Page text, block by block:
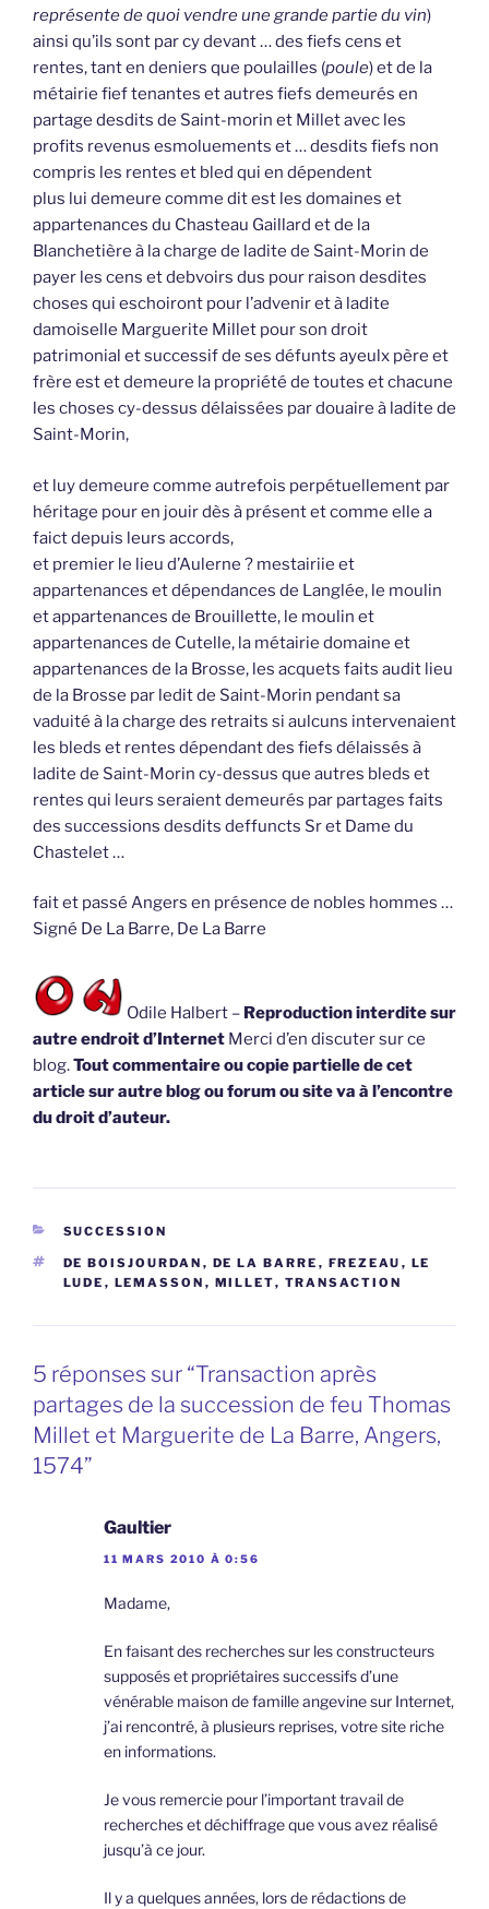
représente de quoi vendre une grande partie du vin)
ainsi qu’ils sont par cy devant … des fiefs cens et
rentes, tant en deniers que poulailles (poule) et de la
métairie fief tenantes et autres fiefs demeurés en
partage desdits de Saint-morin et Millet avec les
profits revenus esmoluements et … desdits fiefs non
compris les rentes et bled qui en dépendent
plus lui demeure comme dit est les domaines et
appartenances du Chasteau Gaillard et de la
Blanchetière à la charge de ladite de Saint-Morin de
payer les cens et debvoirs dus pour raison desdites
choses qui eschoiront pour l’advenir et à ladite
damoiselle Marguerite Millet pour son droit
patrimonial et successif de ses défunts ayeulx père et
frère est et demeure la propriété de toutes et chacune
les choses cy-dessus délaissées par douaire à ladite de
Saint-Morin,
et luy demeure comme autrefois perpétuellement par
héritage pour en jouir dès à présent et comme elle a
faict depuis leurs accords,
et premier le lieu d’Aulerne ? mestairiie et
appartenances et dépendances de Langlée, le moulin
et appartenances de Brouillette, le moulin et
appartenances de Cutelle, la métairie domaine et
appartenances de la Brosse, les acquets faits audit lieu
de la Brosse par ledit de Saint-Morin pendant sa
vaduité à la charge des retraits si aulcuns intervenaient
les bleds et rentes dépendant des fiefs délaissés à
ladite de Saint-Morin cy-dessus que autres bleds et
rentes qui leurs seraient demeurés par partages faits
des successions desdits deffuncts Sr et Dame du
Chastelet …
fait et passé Angers en présence de nobles hommes …
Signé De La Barre, De La Barre
Odile Halbert – Reproduction interdite sur
autre endroit d’Internet Merci d’en discuter sur ce
blog.Tout commentaire ou copie partielle de cet
article sur autre blog ou forum ou site va à l’encontre
du droit d’auteur.
CATÉGORIES
SUCCESSION
ÉTIQUETTES
DE BOISJOURDAN , DE LA BARRE , FREZEAU , LE
LUDE , LEMASSON , MILLET, TRANSACTION
5 réponses sur “Transaction après
partages de la succession de feu Thomas
Millet et Marguerite de La Barre, Angers,
1574”
Gaultier
11 MARS 2010 À 0:56
Madame,
En faisant des recherches sur les constructeurs
supposés et propriétaires successifs d’une
vénérable maison de famille angevine sur Internet,
j’ai rencontré, à plusieurs reprises, votre site riche
en informations.
Je vous remercie pour l’important travail de
recherches et déchiffrage que vous avez réalisé
jusqu’à ce jour.
Il y a quelques années, lors de rédactions de